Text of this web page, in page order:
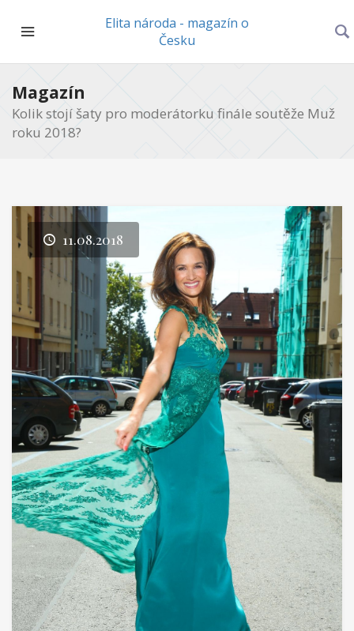
Elita národa - magazín o
Česku
Magazín
Kolik stojí šaty pro moderátorku finále soutěže Muž
roku 2018?
11.08.2018